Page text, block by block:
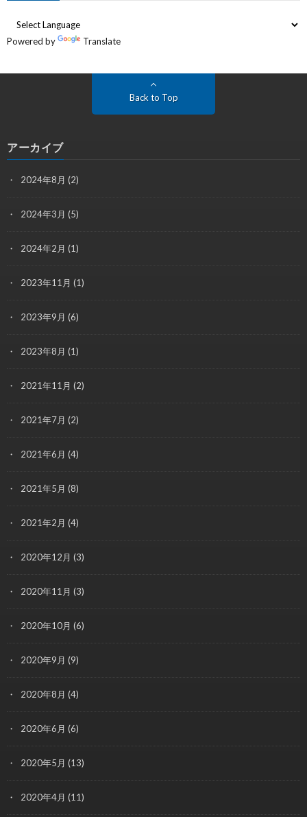
Powered by Translate
Back to Top
アーカイブ
2024年8月 (2)
2024年3月 (5)
2024年2月 (1)
2023年11月 (1)
2023年9月 (6)
2023年8月 (1)
2021年11月 (2)
2021年7月 (2)
2021年6月 (4)
2021年5月 (8)
2021年2月 (4)
2020年12月 (3)
2020年11月 (3)
2020年10月 (6)
2020年9月 (9)
2020年8月 (4)
2020年6月 (6)
2020年5月 (13)
2020年4月 (11)